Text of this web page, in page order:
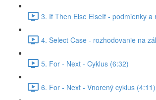
3. If Then Else ElseIf - podmienky a
4. Select Case - rozhodovanie na
5. For - Next - Cyklus (6:32)
6. For - Next - Vnorený cyklus (4:11)